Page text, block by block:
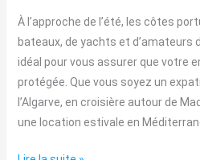
À l’approche de l’été, les côtes
bateaux, de yachts et d’amateurs
idéal pour vous assurer que votre
protégée. Que vous soyez un
l’Algarve, en croisière autour de
une location estivale en